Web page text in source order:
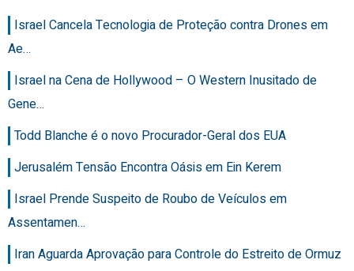
Israel Cancela Tecnologia de Proteção contra Drones em
Ae…
Israel na Cena de Hollywood – O Western Inusitado de
Gene…
Todd Blanche é o novo Procurador-Geral dos EUA
Jerusalém Tensão Encontra Oásis em Ein Kerem
Israel Prende Suspeito de Roubo de Veículos em
Assentamen…
Iran Aguarda Aprovação para Controle do Estreito de Ormuz